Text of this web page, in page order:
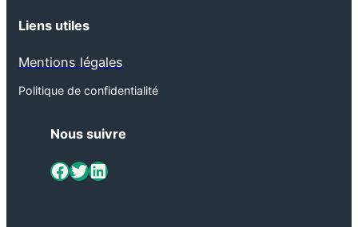
Liens utiles
Mentions légales
Politique de confidentialité
Nous suivre
ViaMétiers sur Facebook Twitter LinkedIn